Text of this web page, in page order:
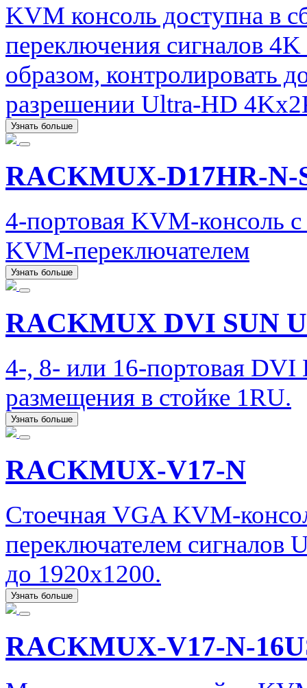
KVM консоль доступна в
переключения сигналов
образом, контролировать
разрешении Ultra-HD
Узнать больше
RACKMUX-D17HR-N-
4-портовая KVM-консоль
KVM-переключателем
Узнать больше
RACKMUX DVI SUN
4-, 8- или 16-портовая
размещения в стойке 1RU.
Узнать больше
RACKMUX-V17-N
Стоечная VGA KVM-
переключателем сигналов
до 1920x1200.
Узнать больше
RACKMUX-V17-N-